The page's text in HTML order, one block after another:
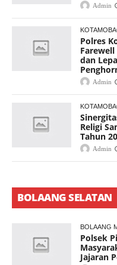
Admin
Polres
dan
Admin
Religi
Tahun
Admin
BOLAANG SELATAN
BOLAANG
Polsek
Jajaran